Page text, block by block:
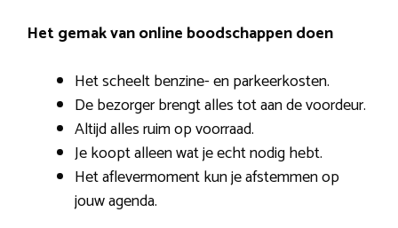
Het gemak van online boodschappen doen
Het scheelt benzine- en parkeerkosten.
De bezorger brengt alles tot aan de voordeur.
Altijd alles ruim op voorraad.
Je koopt alleen wat je echt nodig hebt.
Het aflevermoment kun je afstemmen op
jouw agenda.